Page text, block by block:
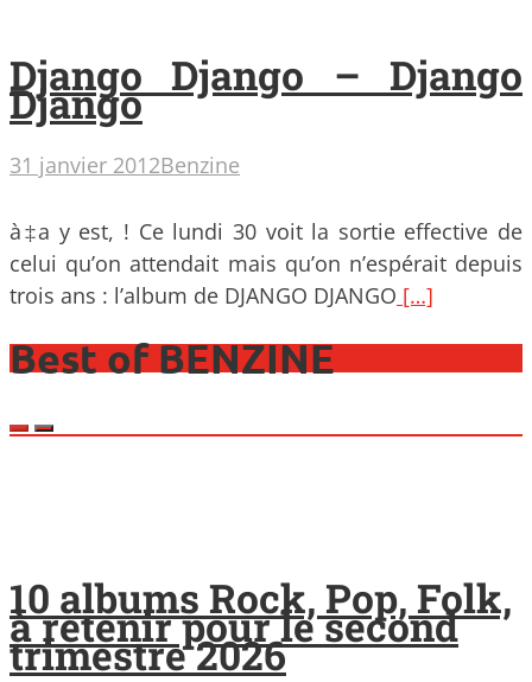
Django Django – Django
Django
31 janvier 2012Benzine
à‡a y est, ! Ce lundi 30 voit la sortie effective de
celui qu’on attendait mais qu’on n’espérait depuis
trois ans : l’album de DJANGO DJANGO […]
Best of BENZINE
10 albums Rock, Pop, Folk,
à retenir pour le second
trimestre 2026